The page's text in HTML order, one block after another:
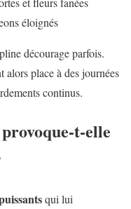
éloignés
décourage parfois.
alors place à des journées
continus.
t-elle
qui lui